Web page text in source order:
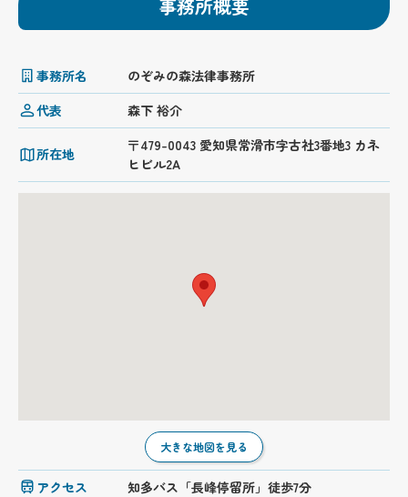
事務所概要
事務所名
のぞみの森法律事務所
代表
森下 裕介
所在地
〒479-0043 愛知県常滑市字古社3番地3 カネ
ヒビル2A
大きな地図を見る
アクセス
知多バス「長峰停留所」徒歩7分